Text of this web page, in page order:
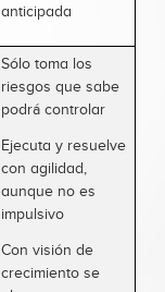
anticipada
Sólo toma los
riesgos que sabe
podrá controlar
Ejecuta y resuelve
con agilidad,
aunque no es
impulsivo
Con visión de
crecimiento se